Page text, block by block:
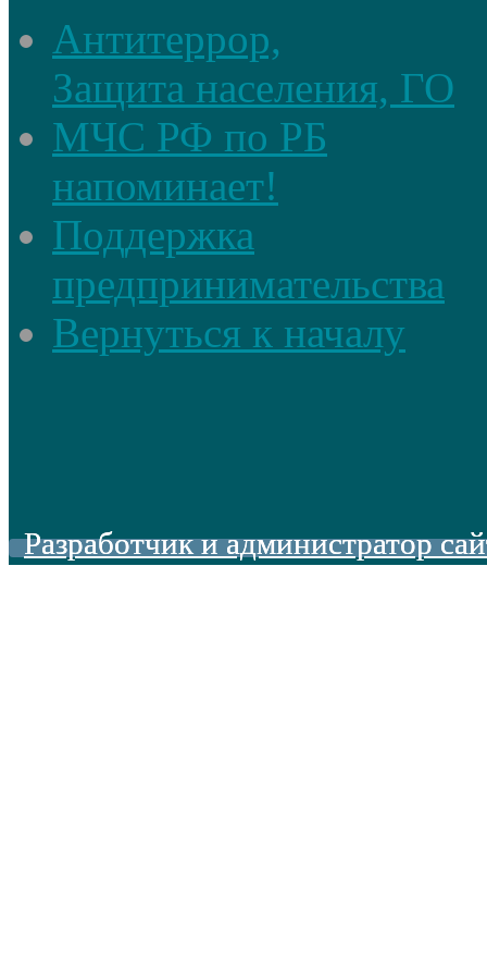
Антитеррор,
Защита населения, ГО
МЧС РФ по РБ
напоминает!
Поддержка
предпринимательства
Вернуться к началу
Разработчик и администратор